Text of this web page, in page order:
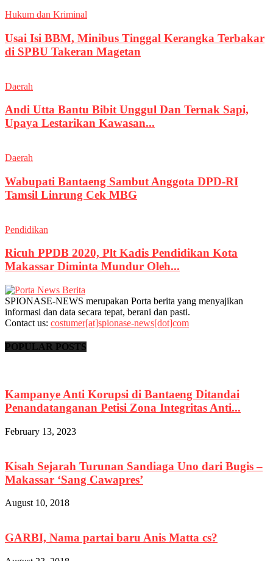
Hukum dan Kriminal
Usai Isi BBM, Minibus Tinggal Kerangka Terbakar
di SPBU Takeran Magetan
Daerah
Andi Utta Bantu Bibit Unggul Dan Ternak Sapi,
Upaya Lestarikan Kawasan...
Daerah
Wabupati Bantaeng Sambut Anggota DPD-RI
Tamsil Linrung Cek MBG
Pendidikan
Ricuh PPDB 2020, Plt Kadis Pendidikan Kota
Makassar Diminta Mundur Oleh...
SPIONASE-NEWS merupakan Porta berita yang menyajikan
informasi dan data secara tepat, berani dan pasti.
Contact us: costumer[at]spionase-news[dot]com
POPULAR POSTS
Kampanye Anti Korupsi di Bantaeng Ditandai
Penandatanganan Petisi Zona Integritas Anti...
February 13, 2023
Kisah Sejarah Turunan Sandiaga Uno dari Bugis –
Makassar ‘Sang Cawapres’
August 10, 2018
GARBI, Nama partai baru Anis Matta cs?